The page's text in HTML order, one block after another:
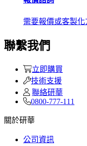
需要報價或客製化
聯繫我們
立即購買
技術支援
聯絡研華
0800-777-111
關於研華
公司資訊